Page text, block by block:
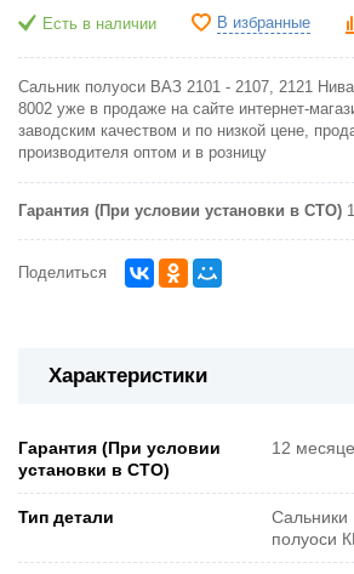
Есть в наличии В избранные
Сальник полуоси ВАЗ 2101 - 2107, 2121
8002 уже в продаже на сайте интернет-
заводским качеством и по низкой цене,
производителя оптом и в розницу
Гарантия (При условии установки в СТО)
Поделиться
Характеристики
Гарантия (При условии
установки в СТО)
12
Тип детали
полуоси